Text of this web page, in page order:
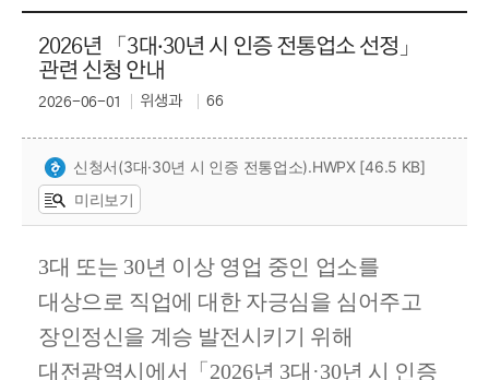
2026년 「3대·30년 시 인증 전통업소 선정」
관련 신청 안내
위생과 66
2026-06-01
신청서(3대·30년 시 인증 전통업소).HWPX [46.5 KB]
미리보기
3대 또는 30년 이상 영업 중인 업소를
대상으로 직업에 대한 자긍심을 심어주고
장인정신을 계승 발전시키기 위해
대전광역시에서
「 2026년 3대 ·30년 시 인증